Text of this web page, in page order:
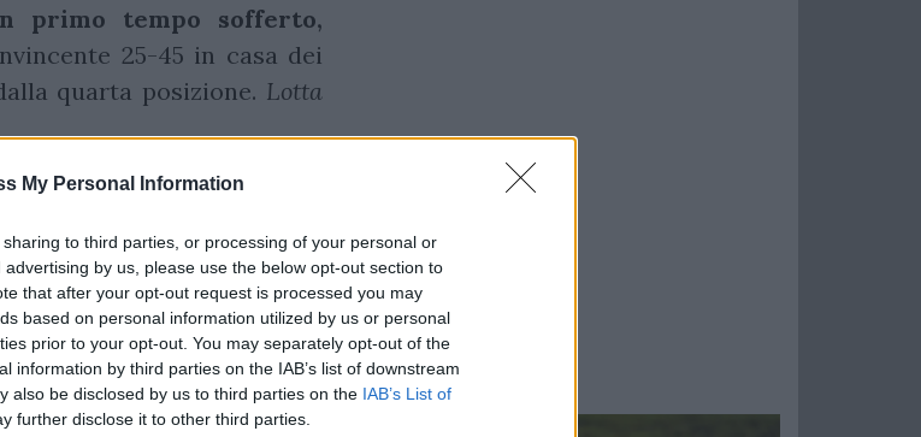
My Personal Information
to third parties, or processing of your personal or
by us, please use the below opt-out section to
that after your opt-out request is processed you may
based on personal information utilized by us or personal
prior to your opt-out. You may separately opt-out of the
information by third parties on the IAB’s list of downstream
also be disclosed by us to third parties on the IAB’s List of
further disclose it to other third parties.
primo tempo sofferto,
25-45 in casa dei
quarta posizione. Lotta